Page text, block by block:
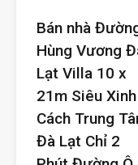
Bán nhà
Hùng Vương
Lạt Villa 10 x
21m Siêu
Cách Trung
Đà Lạt Chỉ 2